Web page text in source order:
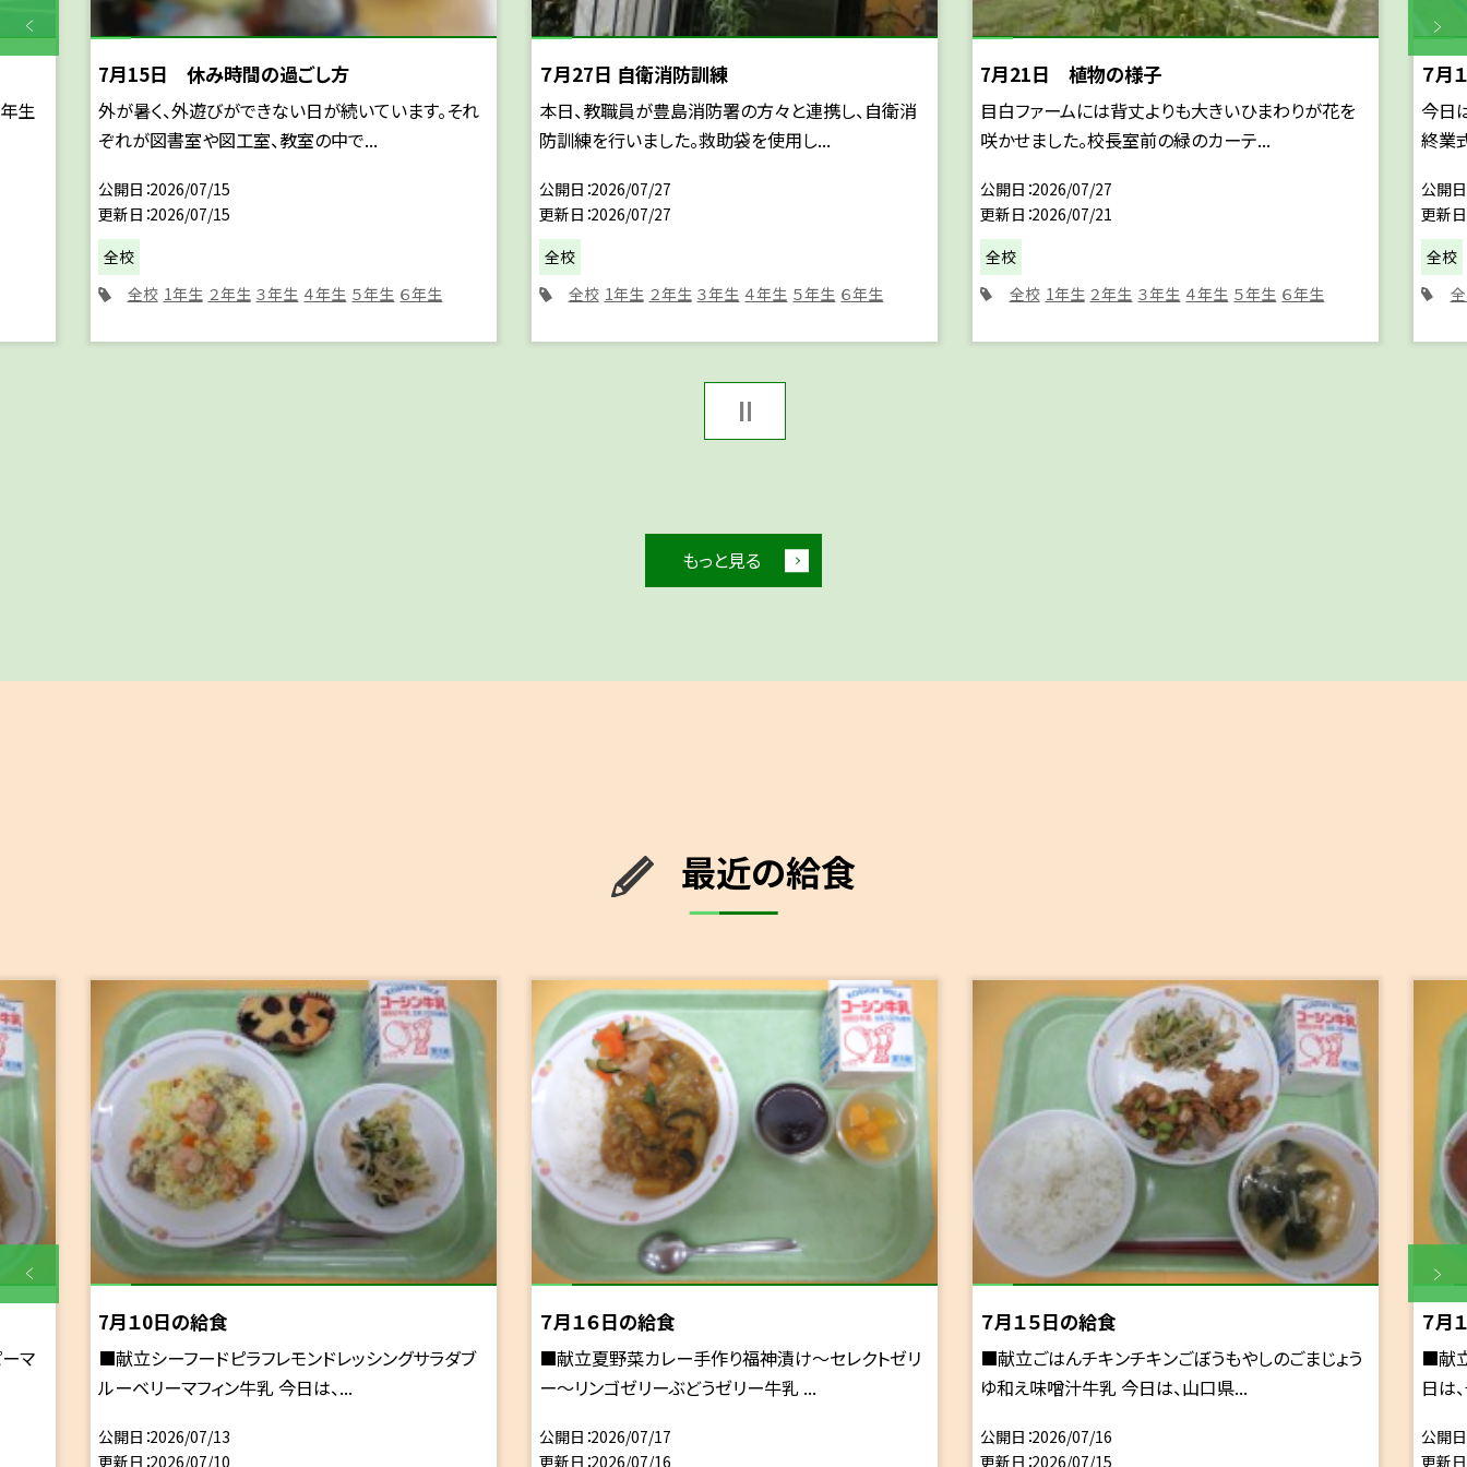
生
7月15日 休み時間の過ごし方
外が暑く、外遊びができない日が続いています。それ
ぞれが図書室や図工室、教室の中で...
公開日 2026/07/15
更新日 2026/07/15
全校
全校 1年生 ２年生 ３年生 ４年生 ５年生 ６年生
７月27日 自衛消防訓練
本日、教職員が豊島消防署の方々と連携し、自衛消
防訓練を行いました。救助袋を使用し...
公開日 2026/07/27
更新日 2026/07/27
全校
全校 1年生 ２年生 ３年生 ４年生 ５年生 ６年生
7月21日 植物の様子
目白ファームには背丈よりも大きいひまわりが花を
咲かせました。校長室前の緑のカーテ...
公開日 2026/07/27
更新日 2026/07/21
全校
全校 1年生 ２年生 ３年生 ４年生 ５年生 ６年生
７月
今日
終業
公開日
更新日
全校
もっと見る
最近の給食
マ
7月１0日の給食
■献立シーフードピラフレモンドレッシングサラダブ
ルーベリーマフィン牛乳 今日は、...
公開日 2026/07/13
更新日 2026/07/10
７月１６日の給食
■献立夏野菜カレー手作り福神漬け～セレクトゼリ
ー～リンゴゼリーぶどうゼリー牛乳 ...
公開日 2026/07/17
更新日 2026/07/16
７月１５日の給食
■献立ごはんチキンチキンごぼうもやしのごまじょう
ゆ和え味噌汁牛乳 今日は、山口県...
公開日 2026/07/16
更新日 2026/07/15
７月
■献
日は
公開日
更新日